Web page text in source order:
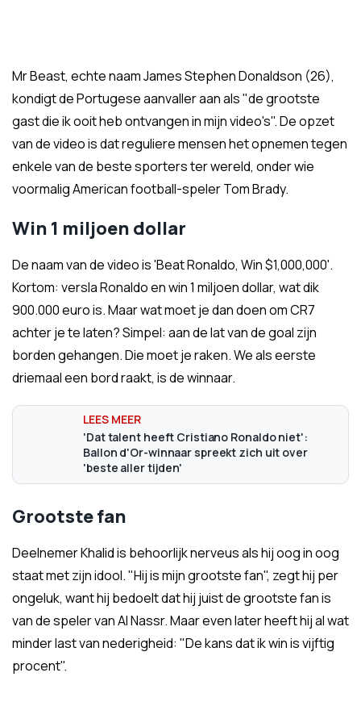
Mr Beast, echte naam James Stephen Donaldson (26),
kondigt de Portugese aanvaller aan als "de grootste
gast die ik ooit heb ontvangen in mijn video's". De opzet
van de video is dat reguliere mensen het opnemen tegen
enkele van de beste sporters ter wereld, onder wie
voormalig American football-speler Tom Brady.
Win 1 miljoen dollar
De naam van de video is 'Beat Ronaldo, Win $1,000,000'.
Kortom: versla Ronaldo en win 1 miljoen dollar, wat dik
900.000 euro is. Maar wat moet je dan doen om CR7
achter je te laten? Simpel: aan de lat van de goal zijn
borden gehangen. Die moet je raken. We als eerste
driemaal een bord raakt, is de winnaar.
'Dat talent heeft Cristiano Ronaldo niet':
Ballon d'Or-winnaar spreekt zich uit over
'beste aller tijden'
Grootste fan
Deelnemer Khalid is behoorlijk nerveus als hij oog in oog
staat met zijn idool. "Hij is mijn grootste fan", zegt hij per
ongeluk, want hij bedoelt dat hij juist de grootste fan is
van de speler van Al Nassr. Maar even later heeft hij al wat
minder last van nederigheid: "De kans dat ik win is vijftig
procent".